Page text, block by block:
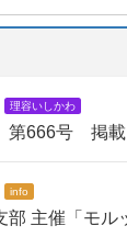
理容いしかわ
666号 掲載
info
部 主催「モル